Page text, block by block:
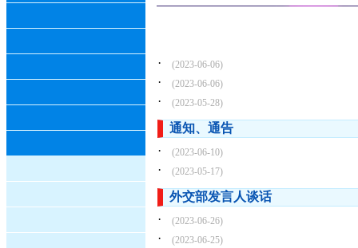
· (2023-06-06)
· (2023-06-06)
· (2023-05-28)
通知、通告
·
(2023-06-10)
· (2023-05-17)
外交部发言人谈话
·
(2023-06-26)
· (2023-06-25)